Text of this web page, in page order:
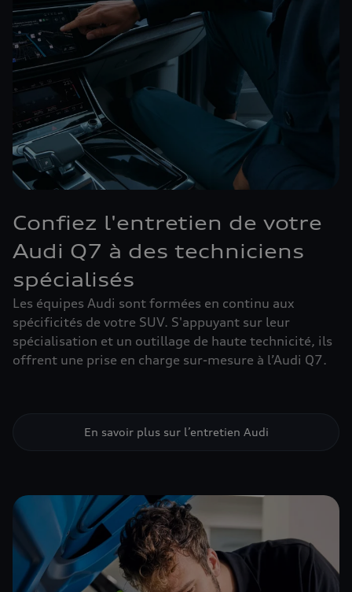
Confiez l'entretien de votre
Audi Q7 à des techniciens
spécialisés
Les équipes Audi sont formées en continu aux
spécificités de votre SUV. S'appuyant sur leur
spécialisation et un outillage de haute technicité, ils
offrent une prise en charge sur-mesure à l’Audi Q7.
En savoir plus sur l’entretien Audi